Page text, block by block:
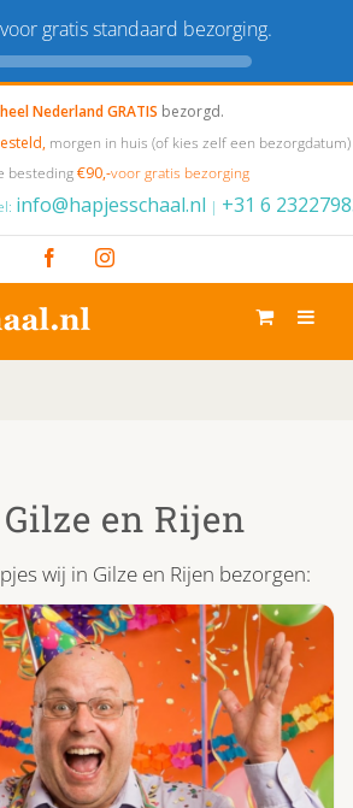
voor gratis standaard bezorging.
heel Nederland GRATIS bezorgd.
morgen in huis (of kies zelf een bezorgdatum)
besteding€90,-voor gratis bezorging
info@hapjesschaal.nl | +31 6
FacebookInstagram
en Rijen
wij in Gilze en Rijen bezorgen: